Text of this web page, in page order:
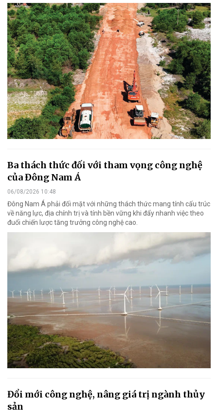
Ba thách thức đối với tham vọng công nghệ
của Đông Nam Á
06/08/2026 10:48
Đông Nam Á phải đối mặt với những thách thức mang tính cấu trúc
về năng lực, địa chính trị và tính bền vững khi đẩy nhanh việc theo
đuổi chiến lược tăng trưởng công nghệ cao.
Đổi mới công nghệ, nâng giá trị ngành thủy
sản